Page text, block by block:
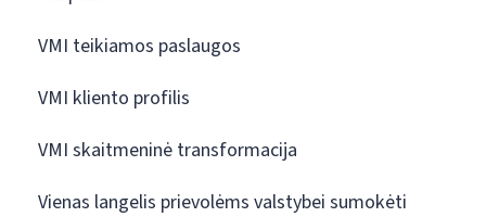
VMI teikiamos paslaugos
VMI kliento profilis
VMI skaitmeninė transformacija
Vienas langelis prievolėms valstybei sumokėti